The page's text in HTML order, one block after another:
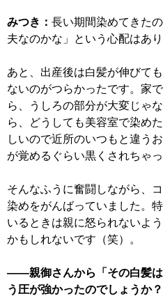
みつき： 長い期間染めてきた
夫なのかな」という心配はあり
あと、出産後は白髪が伸びて
ないのがつらかったです。家
ら、うしろの部分が大変じゃ
ら、どうしても美容室で染め
しいので近所のいつもと違う
が覚めるぐらい黒くされちゃっ
そんなふうに奮闘しながら、
染めをがんばっていました。
いるときは親に怒られないよ
かもしれないです（笑）。
――親御さんから「その白髪
う圧が強かったのでしょうか？